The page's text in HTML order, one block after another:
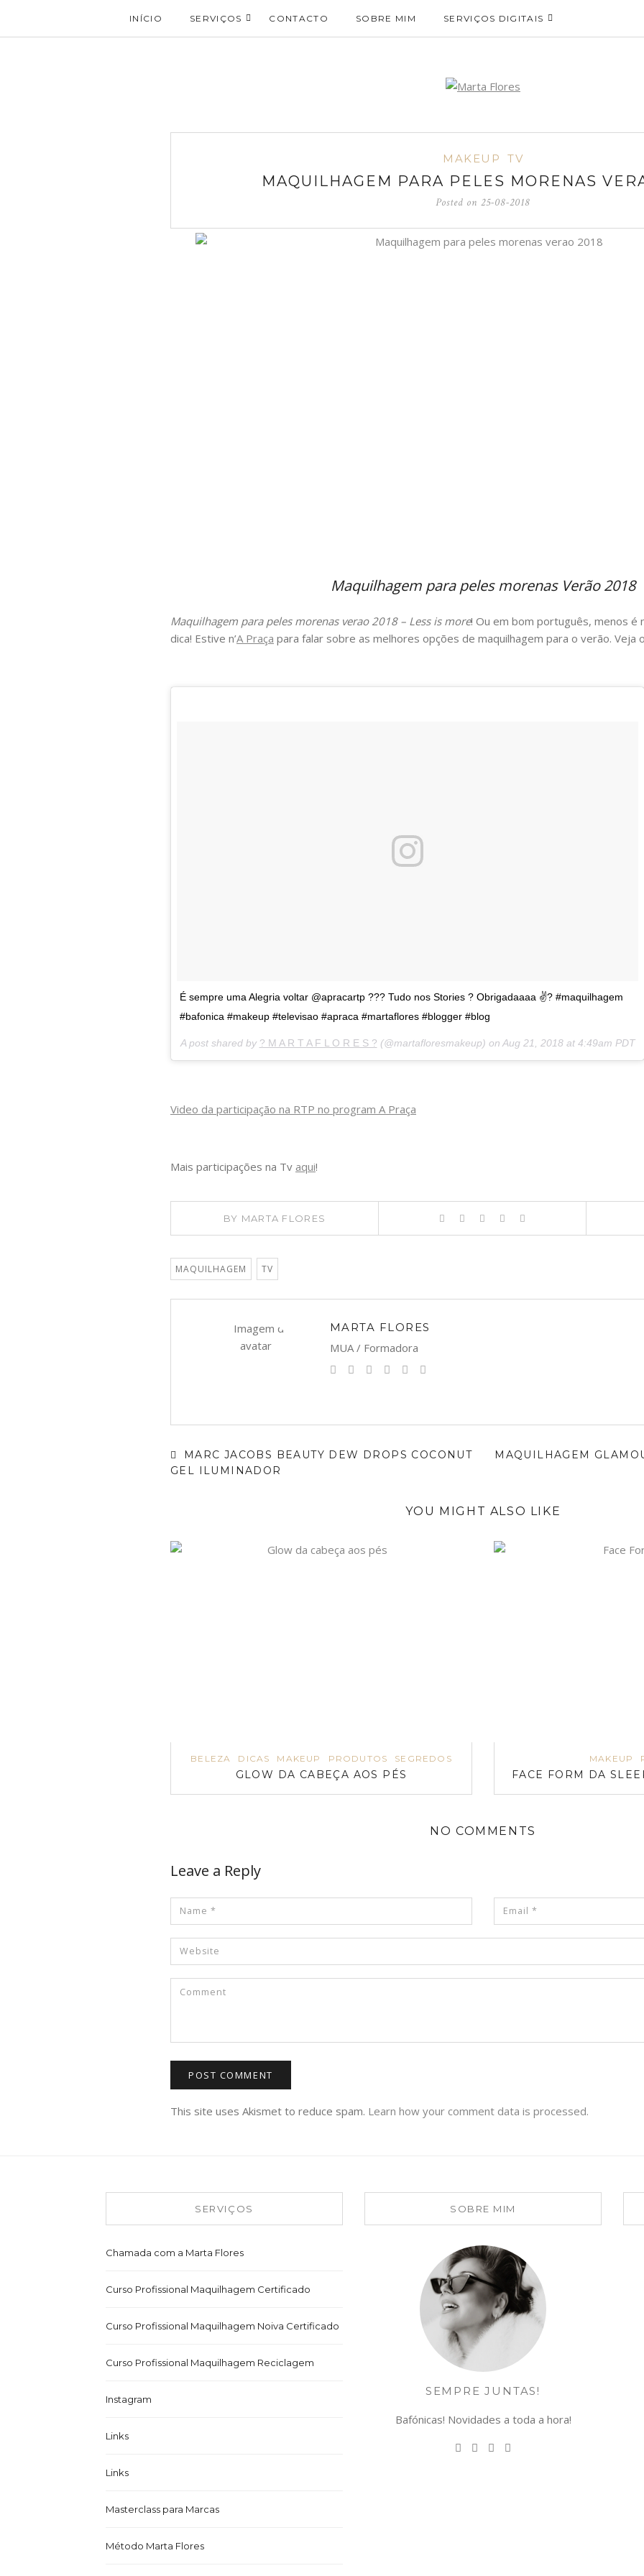
INÍCIO SERVIÇOS CONTACTO SOBRE MIM SERVIÇOS DIGITAIS
MAKEUP TV
MAQUILHAGEM PARA PELES MORENAS
Posted on 25-08-2018
Maquilhagem para peles morenas Verão 2018
Maquilhagem para peles morenas verao 2018 – Less is more! Ou em bom português, menos é
dica! Estive n’A Praça para falar sobre as melhores opções de maquilhagem para o verão. Veja
É sempre uma Alegria voltar @apracartp ??? Tudo nos Stories ? Obrigadaaaa ✌? #maquilhagem
#bafonica #makeup #televisao #apraca #martaflores #blogger #blog
A post shared by ? M A R T A F L O R E S ? (@martafloresmakeup) on Aug 21, 2018 at 4:49am PDT
Video da participação na RTP no program A Praça
Mais participações na Tv aqui!
BY MARTA FLORES
MAQUILHAGEM TV
MARTA FLORES
MUA / Formadora
MARC JACOBS BEAUTY DEW DROPS COCONUT
GEL ILUMINADOR
MAQUILHAGEM
YOU MIGHT ALSO LIKE
BELEZA DICAS MAKEUP PRODUTOS SEGREDOS
GLOW DA CABEÇA AOS PÉS
MAKEUP
FACE FORM DA
NO COMMENTS
Leave a Reply
This site uses Akismet to reduce spam. Learn how your comment data is processed.
SERVIÇOS
Chamada com a Marta Flores
Curso Profissional Maquilhagem Certificado
Curso Profissional Maquilhagem Noiva Certificado
Curso Profissional Maquilhagem Reciclagem
Instagram
Links
Links
Masterclass para Marcas
Método Marta Flores
SOBRE MIM
SEMPRE JUNTAS!
Bafónicas! Novidades a toda a hora!